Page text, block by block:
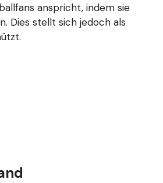
anspricht, indem sie
Dies stellt sich jedoch als